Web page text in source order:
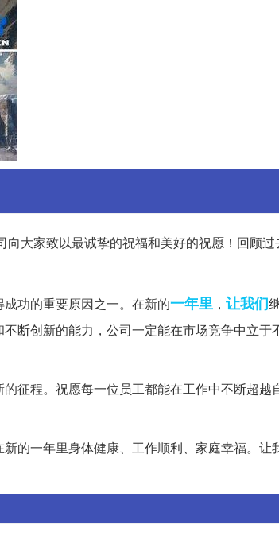
大家致以最诚挚的祝福和美好的祝愿！回顾
功的重要原因之一。在新的一年里 ， 让我们
断创新的能力，公司一定能在市场竞争中立于
征程。祝愿每一位员工都能在工作中不断超越
的一年里身体健康、工作顺利、家庭幸福。让